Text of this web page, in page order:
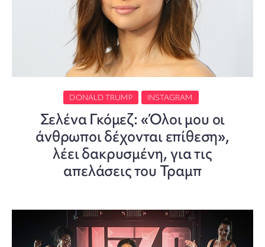
DONALD TRUMP INSTAGRAM
Σελένα Γκόμεζ: «Όλοι μου οι
άνθρωποι δέχονται επίθεση»,
λέει δακρυσμένη, για τις
απελάσεις του Τραμπ